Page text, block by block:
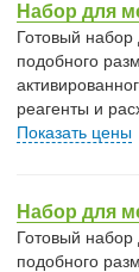
Набор для
Готовый набор
подобного
реагенты и
Показать цены
Набор для
Готовый набор
подобного